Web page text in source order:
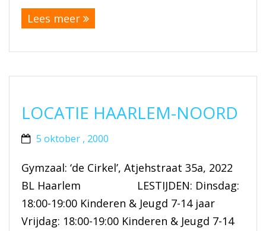
Lees meer
LOCATIE HAARLEM-NOORD
5 oktober , 2000
Gymzaal: ‘de Cirkel’, Atjehstraat 35a, 2022
BL Haarlem LESTIJDEN: Dinsdag:
18:00-19:00 Kinderen & Jeugd 7-14 jaar
Vrijdag: 18:00-19:00 Kinderen & Jeugd 7-14